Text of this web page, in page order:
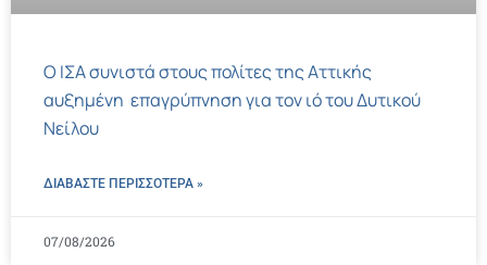
Ο ΙΣΑ συνιστά στους πολίτες της Αττικής
αυξημένη επαγρύπνηση για τον ιό του Δυτικού
Νείλου
ΔΙΑΒΑΣΤΕ ΠΕΡΙΣΣΌΤΕΡΑ »
07/08/2026